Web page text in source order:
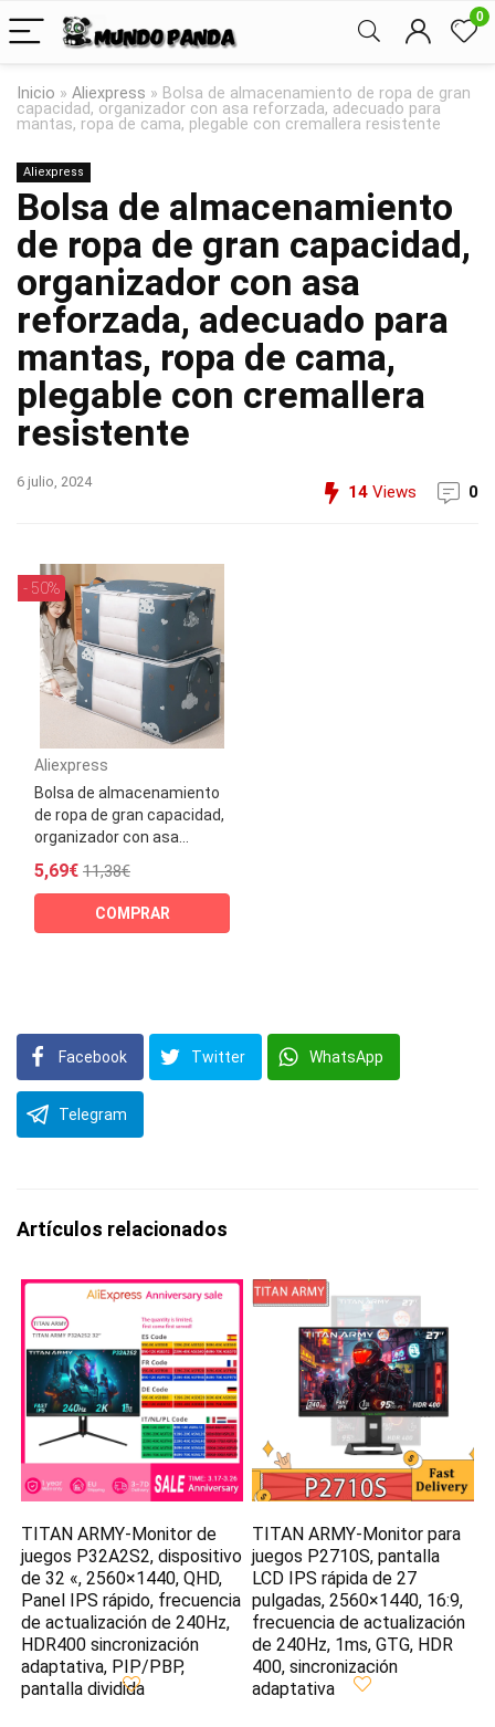
0
Inicio » Aliexpress » Bolsa de almacenamiento de ropa de gran
capacidad, organizador con asa reforzada, adecuado para
mantas, ropa de cama, plegable con cremallera resistente
Aliexpress
Bolsa de almacenamiento
de ropa de gran capacidad,
organizador con asa
reforzada, adecuado para
mantas, ropa de cama,
plegable con cremallera
resistente
6 julio, 2024
14 Views 0
- 50%
Aliexpress
Bolsa de almacenamiento
de ropa de gran capacidad,
organizador con asa...
5,69€ 11,38€
COMPRAR
Facebook Twitter WhatsApp
Telegram
Artículos relacionados
TITAN ARMY-Monitor de
juegos P32A2S2, dispositivo
de 32 «, 2560×1440, QHD,
Panel IPS rápido, frecuencia
de actualización de 240Hz,
HDR400 sincronización
adaptativa, PIP/PBP,
pantalla dividida
TITAN ARMY-Monitor para
juegos P2710S, pantalla
LCD IPS rápida de 27
pulgadas, 2560×1440, 16:9,
frecuencia de actualización
de 240Hz, 1ms, GTG, HDR
400, sincronización
adaptativa